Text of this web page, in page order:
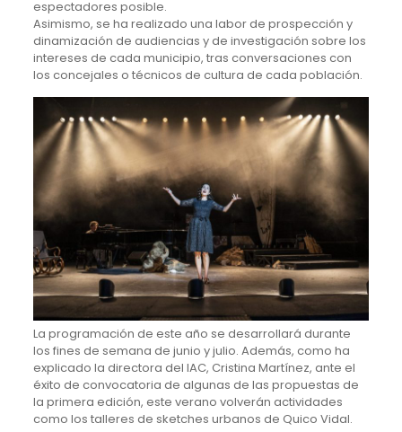
espectadores posible.
Asimismo, se ha realizado una labor de prospección y
dinamización de audiencias y de investigación sobre los
intereses de cada municipio, tras conversaciones con
los concejales o técnicos de cultura de cada población.
La programación de este año se desarrollará durante
los fines de semana de junio y julio. Además, como ha
explicado la directora del IAC, Cristina Martínez, ante el
éxito de convocatoria de algunas de las propuestas de
la primera edición, este verano volverán actividades
como los talleres de sketches urbanos de Quico Vidal.